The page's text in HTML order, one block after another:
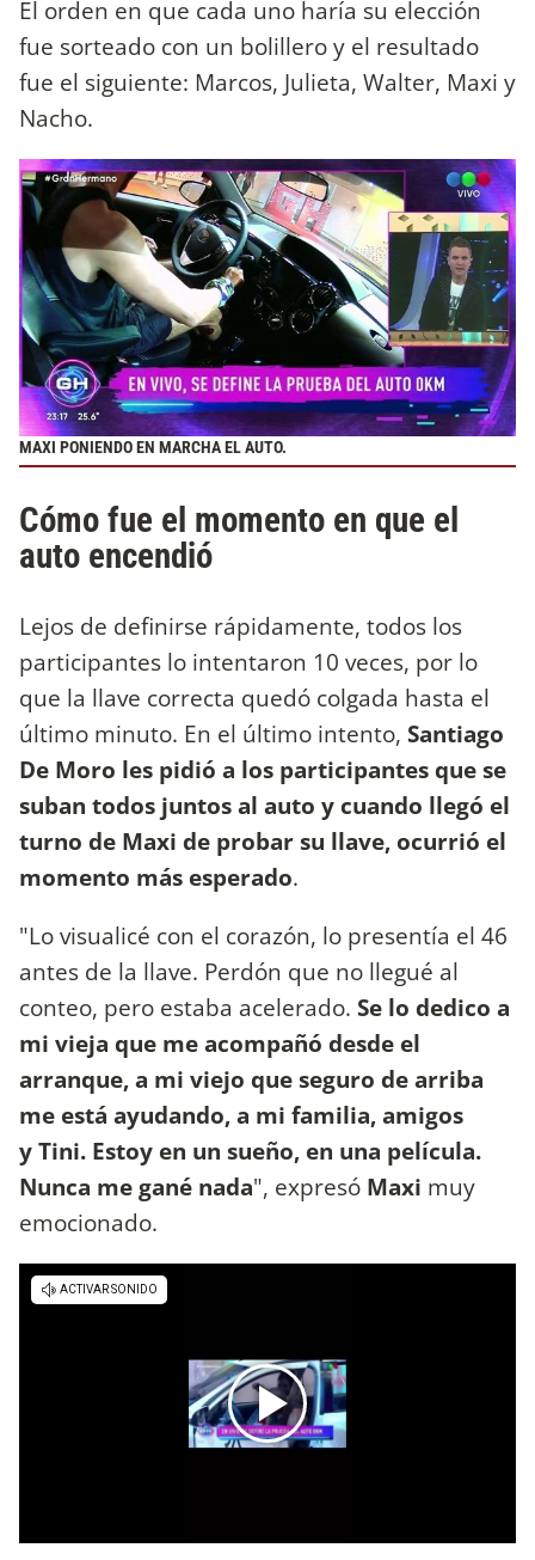
El orden en que cada uno haría su elección
fue sorteado con un bolillero y el resultado
fue el siguiente: Marcos, Julieta, Walter, Maxi y
Nacho.
MAXI PONIENDO EN MARCHA EL AUTO.
Cómo fue el momento en que el
auto encendió
Lejos de definirse rápidamente, todos los
participantes lo intentaron 10 veces, por lo
que la llave correcta quedó colgada hasta el
último minuto. En el último intento, Santiago
De Moro les pidió a los participantes que se
suban todos juntos al auto y cuando llegó el
turno de Maxi de probar su llave, ocurrió el
momento más esperado.
"Lo visualicé con el corazón, lo presentía el 46
antes de la llave. Perdón que no llegué al
conteo, pero estaba acelerado. Se lo dedico a
mi vieja que me acompañó desde el
arranque, a mi viejo que seguro de arriba
me está ayudando, a mi familia, amigos
y Tini. Estoy en un sueño, en una película.
Nunca me gané nada", expresó Maxi muy
emocionado.